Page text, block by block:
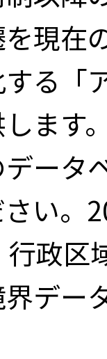
現在
る「
ます
ータ
い。
政区
デー